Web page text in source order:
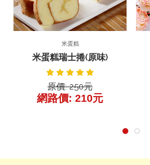
產品詳細
米蛋糕
米蛋糕瑞士捲(原味)
原價: 250元
網路價: 210元